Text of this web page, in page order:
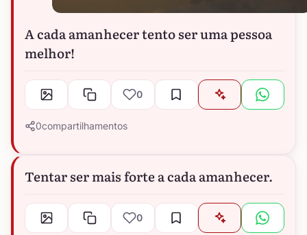
A cada amanhecer tento ser uma pessoa
melhor!
0
0compartilhamentos
Tentar ser mais forte a cada amanhecer.
0